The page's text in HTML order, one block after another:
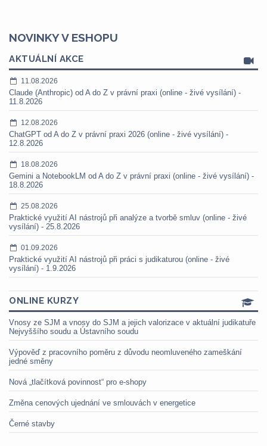
NOVINKY V ESHOPU
AKTUÁLNÍ AKCE
11.08.2026
Claude (Anthropic) od A do Z v právní praxi (online - živé vysílání) -
11.8.2026
12.08.2026
ChatGPT od A do Z v právní praxi 2026 (online - živé vysílání) -
12.8.2026
18.08.2026
Gemini a NotebookLM od A do Z v právní praxi (online - živé vysílání) -
18.8.2026
25.08.2026
Praktické využití AI nástrojů při analýze a tvorbě smluv (online - živé
vysílání) - 25.8.2026
01.09.2026
Praktické využití AI nástrojů při práci s judikaturou (online - živé
vysílání) - 1.9.2026
ONLINE KURZY
Vnosy ze SJM a vnosy do SJM a jejich valorizace v aktuální judikatuře
Nejvyššího soudu a Ústavního soudu
Výpověď z pracovního poměru z důvodu neomluveného zameškání
jedné směny
Nová „tlačítková povinnost“ pro e-shopy
Změna cenových ujednání ve smlouvách v energetice
Černé stavby